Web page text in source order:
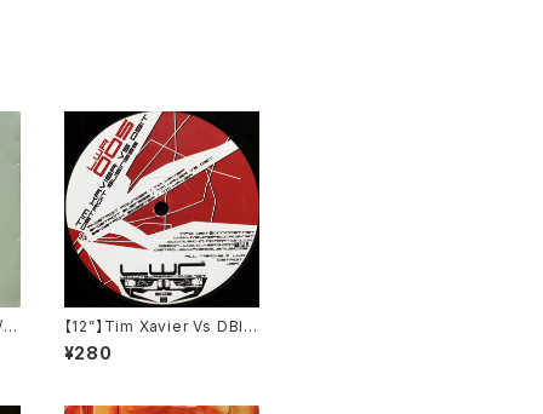
【12”】Tim Xavier Vs DBIT
/ Detroit Business (Live
Wire Records) (LWR00
¥280